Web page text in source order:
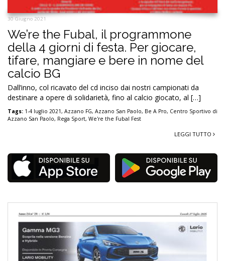
30 Giugno 2021
We’re the Fubal, il programmone
della 4 giorni di festa. Per giocare,
tifare, mangiare e bere in nome del
calcio BG
Dall’inno, col ricavato del cd inciso dai nostri campionati da
destinare a opere di solidarietà, fino al calcio giocato, al […]
Tags: 1-4 luglio 2021, Azzano FG, Azzano San Paolo, Be A Pro, Centro Sportivo di
Azzano San Paolo, Rega Sport, We're the Fubal Fest
LEGGI TUTTO